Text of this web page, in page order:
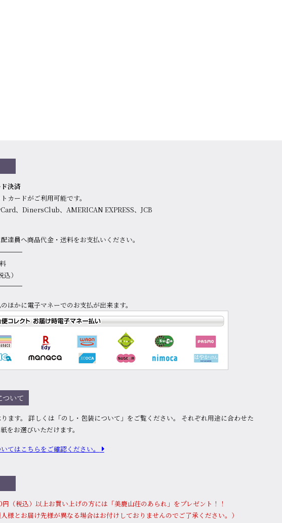
決済
カードがご利用可能です。
、DinersClub、AMERICAN EXPRESS、JCB
達員へ商品代金・送料をお支払いください。
）
ほかに電子マネーでのお支払が出来ます。
ついて
ます。 詳しくは「のし・包装について」をご覧ください。 それぞれ用途に合わせた
をお選びいただけます。
てはこちらをご確認ください。
（税込）以上お買い上げの⽅には「美鹿山荘のあられ」をプレゼント！！
人様とお届け先様が異なる場合はお付けしておりませんのでご了承ください。）